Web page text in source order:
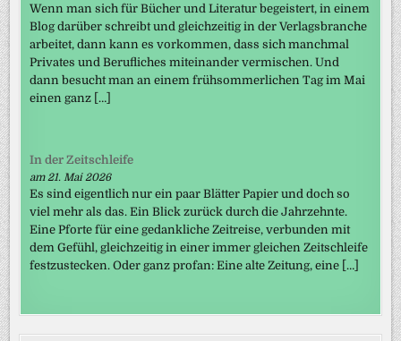
Wenn man sich für Bücher und Literatur begeistert, in einem
Blog darüber schreibt und gleichzeitig in der Verlagsbranche
arbeitet, dann kann es vorkommen, dass sich manchmal
Privates und Berufliches miteinander vermischen. Und
dann besucht man an einem frühsommerlichen Tag im Mai
einen ganz […]
In der Zeitschleife
am 21. Mai 2026
Es sind eigentlich nur ein paar Blätter Papier und doch so
viel mehr als das. Ein Blick zurück durch die Jahrzehnte.
Eine Pforte für eine gedankliche Zeitreise, verbunden mit
dem Gefühl, gleichzeitig in einer immer gleichen Zeitschleife
festzustecken. Oder ganz profan: Eine alte Zeitung, eine […]